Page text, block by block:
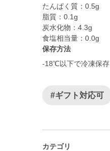
たんぱく質：0.5g
脂質：0.1g
炭水化物：4.3g
食塩相当量：0.0g
保存方法
-18℃以下で冷凍保存
#ギフト対応可
カテゴリ